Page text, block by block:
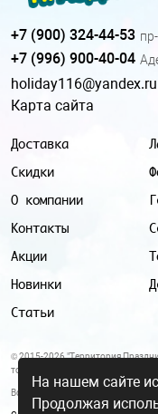
Доставка
Скидки
О компании
Контакты
Акции
Новинки
Статьи
+7 (900) 324-44-53
+7 (996) 900-40-04
holiday116@yandex.ru
Карта сайта
© 2015-2026 "Территория
товаров для праздника.
Все цены и условия, указанные
На нашем сайте
Продолжая